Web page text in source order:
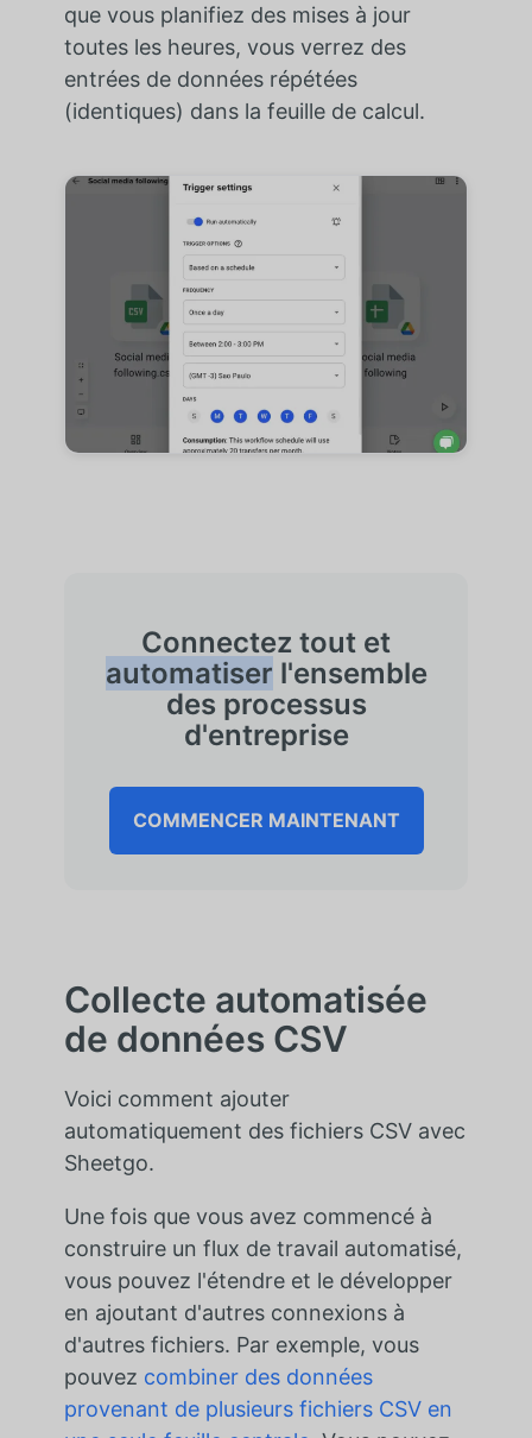
que vous planifiez des mises à jour
toutes les heures, vous verrez des
entrées de données répétées
(identiques) dans la feuille de calcul.
Connectez tout et
automatiser l'ensemble
des processus
d'entreprise
COMMENCER MAINTENANT
Collecte automatisée
de données CSV
Voici comment ajouter
automatiquement des fichiers CSV avec
Sheetgo.
Une fois que vous avez commencé à
construire un flux de travail automatisé,
vous pouvez l'étendre et le développer
en ajoutant d'autres connexions à
d'autres fichiers. Par exemple, vous
pouvez combiner des données
provenant de plusieurs fichiers CSV en